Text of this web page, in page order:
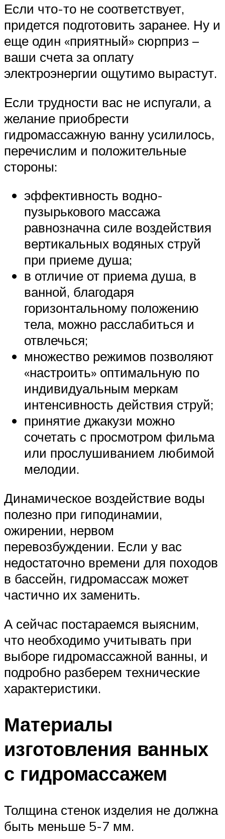
Если что-то не соответствует,
придется подготовить заранее. Ну и
еще один «приятный» сюрприз –
ваши счета за оплату
электроэнергии ощутимо вырастут.
Если трудности вас не испугали, а
желание приобрести
гидромассажную ванну усилилось,
перечислим и положительные
стороны:
эффективность водно-
пузырькового массажа
равнозначна силе воздействия
вертикальных водяных струй
при приеме душа;
в отличие от приема душа, в
ванной, благодаря
горизонтальному положению
тела, можно расслабиться и
отвлечься;
множество режимов позволяют
«настроить» оптимальную по
индивидуальным меркам
интенсивность действия струй;
принятие джакузи можно
сочетать с просмотром фильма
или прослушиванием любимой
мелодии.
Динамическое воздействие воды
полезно при гиподинамии,
ожирении, нервом
перевозбуждении. Если у вас
недостаточно времени для походов
в бассейн, гидромассаж может
частично их заменить.
А сейчас постараемся выясним,
что необходимо учитывать при
выборе гидромассажной ванны, и
подробно разберем технические
характеристики.
Материалы
изготовления ванных
с гидромассажем
Толщина стенок изделия не должна
быть меньше 5-7 мм.